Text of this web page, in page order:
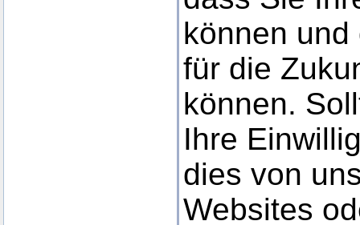
können
für die
können.
Ihre
dies von
Websites